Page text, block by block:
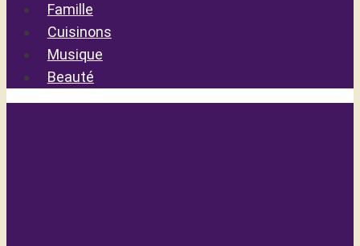
Famille
Cuisinons
Musique
Beauté